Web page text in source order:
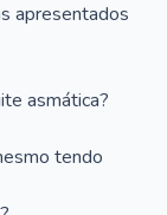
apresentados
asmática?
tendo